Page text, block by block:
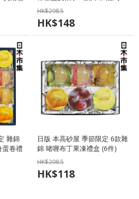
世界
Souffle梳乎厘蛋糕禮盒 (1盒10
件)【市集世界 - 日本市集】
HK$298.5
HK$148
雜錦
蛋卷禮
市
日版 本高砂屋 季節限定 6款雜
錦 啫喱布丁果凍禮盒 (6件)
P12M【市集世界 - 日本市
集】
HK$208.5
HK$118